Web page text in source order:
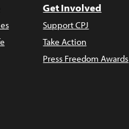
Get Involved
Support CPJ
Take Action
Press Freedom Awards